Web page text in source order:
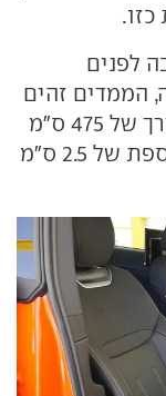
לפנים
הממדים זהים
לחלוטין לאלו של טסלה מודל Y (אורך של 475 ס"מ
ובסיס גלגלים של 289 ס"מ), עם תוספת של 2.5 ס"מ